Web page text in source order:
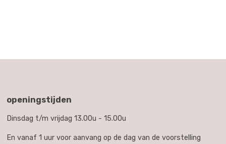
openingstijden
Dinsdag t/m vrijdag 13.00u - 15.00u
En vanaf 1 uur voor aanvang op de dag van de voorstelling